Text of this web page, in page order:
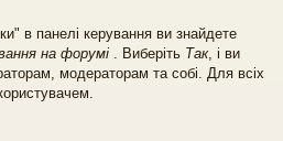
в панелі керування ви знайдете
на форумі . Виберіть Так, і ви
модераторам та собі. Для всіх